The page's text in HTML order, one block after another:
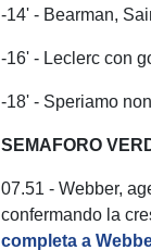
-14' - Bearman,
-16' - Leclerc con
-18' - Speriamo
SEMAFORO
07.51 - Webber,
confermando la
completa a